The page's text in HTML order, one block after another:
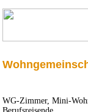
WG-Zimmer, Mini-
Berufsreisende